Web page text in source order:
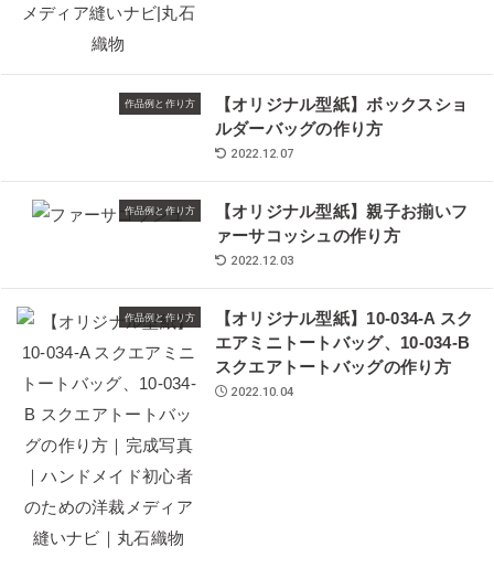
作品例と作り方
【オリジナル型紙】ボックスショ
ルダーバッグの作り方
2022.12.07
作品例と作り方
【オリジナル型紙】親子お揃いフ
ァーサコッシュの作り方
2022.12.03
作品例と作り方
【オリジナル型紙】10-034-A スク
エアミニトートバッグ、10-034-B
スクエアトートバッグの作り方
2022.10.04